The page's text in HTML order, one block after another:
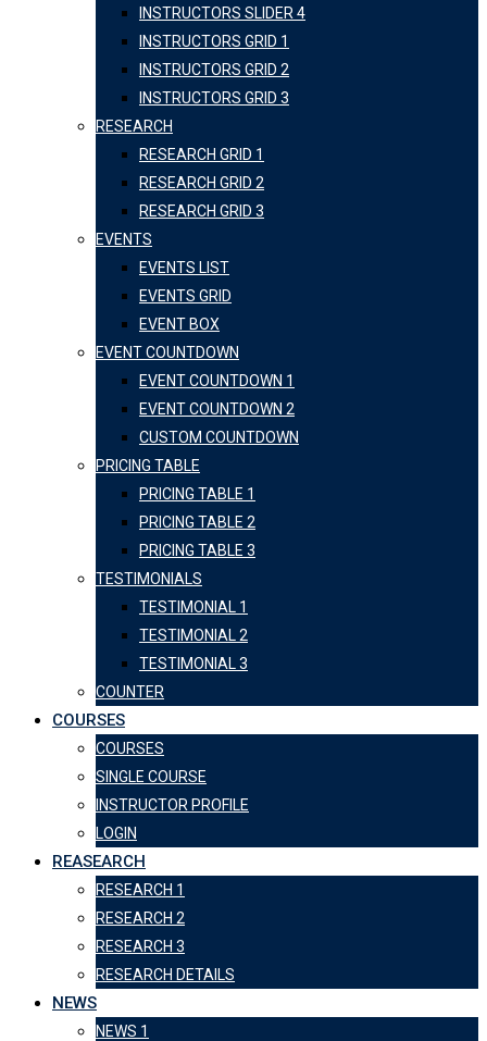
INSTRUCTORS SLIDER 4
INSTRUCTORS GRID 1
INSTRUCTORS GRID 2
INSTRUCTORS GRID 3
RESEARCH
RESEARCH GRID 1
RESEARCH GRID 2
RESEARCH GRID 3
EVENTS
EVENTS LIST
EVENTS GRID
EVENT BOX
EVENT COUNTDOWN
EVENT COUNTDOWN 1
EVENT COUNTDOWN 2
CUSTOM COUNTDOWN
PRICING TABLE
PRICING TABLE 1
PRICING TABLE 2
PRICING TABLE 3
TESTIMONIALS
TESTIMONIAL 1
TESTIMONIAL 2
TESTIMONIAL 3
COUNTER
COURSES
COURSES
SINGLE COURSE
INSTRUCTOR PROFILE
LOGIN
REASEARCH
RESEARCH 1
RESEARCH 2
RESEARCH 3
RESEARCH DETAILS
NEWS
NEWS 1